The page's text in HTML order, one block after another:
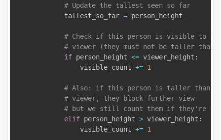
# Update the tallest seen so far
            tallest_so_far
= person_height
# Check if this person is visible to
# viewer (they must not be taller than
if person_height <= viewer_height :
                visible_count
+= 1
# Also: if this person is taller than
# viewer, they block further view
# but we still count them if they're
elif person_height > viewer_height :
                visible_count
+= 1